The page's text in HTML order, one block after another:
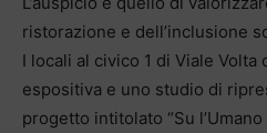
ristorazione e dell’inclusione
I locali al civico 1 di Viale Volta
espositiva e uno studio di
progetto intitolato “Su